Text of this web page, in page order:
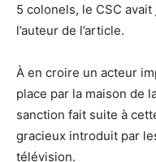
5 colonels, le CSC
l’auteur de l’article.
À en croire un acteur
place par la maison de
sanction fait suite à
gracieux introduit par
télévision.